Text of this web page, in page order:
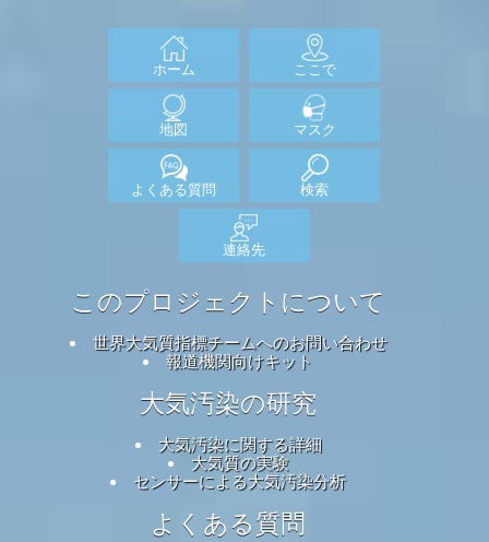
ホーム ここで
地図 マスク
よくある質問 検索
連絡先
このプロジェクトについて
世界大気質指標チームへのお問い合わせ
報道機関向けキット
大気汚染の研究
大気汚染に関する詳細
大気質の実験
センサーによる大気汚染分析
よくある質問